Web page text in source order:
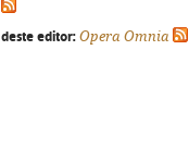
deste editor: Opera Omnia